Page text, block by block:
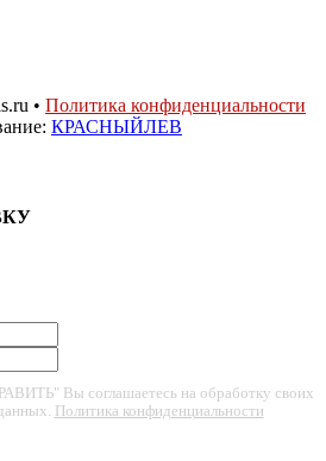
• Политика конфиденциальности
КРАСНЫЙЛЕВ
Вы соглашаетесь на обработку своих
Политика конфиденциальности